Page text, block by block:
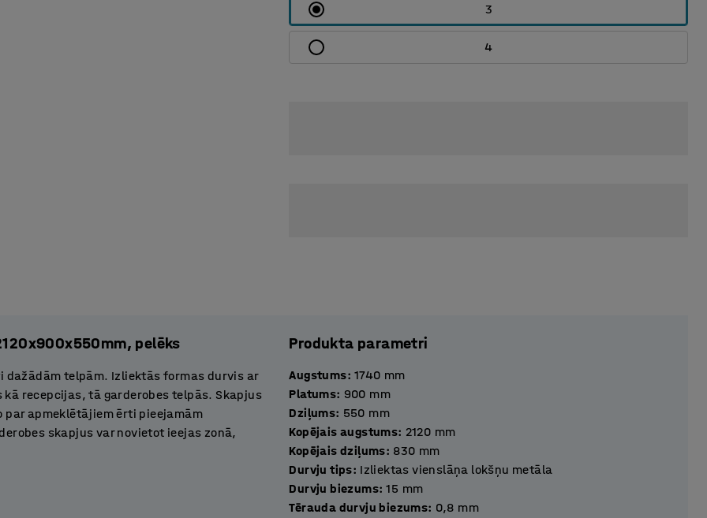
3
4
pelēks
dažādām telpām. Izliektās formas durvis ar
recepcijas, tā garderobes telpās. Skapjus
par apmeklētājiem ērti pieejamām
skapjus var novietot ieejas zonā,
praktiskam, mūsdienīgam
plaukts, kurā var ērti uzglabāt tualetes
Produkta parametri
Augstums: 1740 mm
Platums: 900 mm
Dziļums: 550 mm
Kopējais augstums: 2120 mm
Kopējais dziļums: 830 mm
Durvju tips: Izliektas vienslāņa lokšņu metāla
Durvju biezums: 15 mm
Tērauda durvju biezums: 0,8 mm